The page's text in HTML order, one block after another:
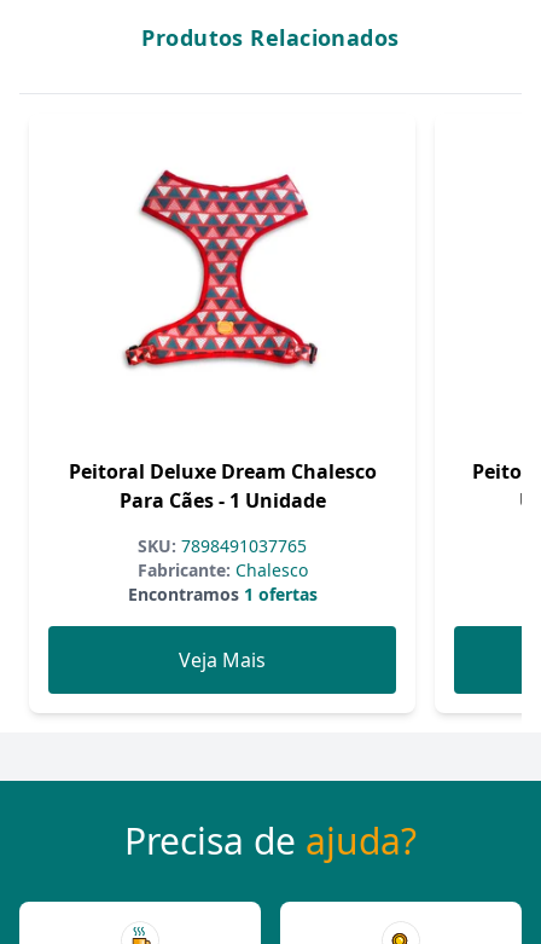
Produtos Relacionados
Peitoral Deluxe Dream Chalesco
Para Cães - 1 Unidade
SKU: 7898491037765
Fabricante: Chalesco
Encontramos1 ofertas
Veja Mais
Precisa de ajuda?